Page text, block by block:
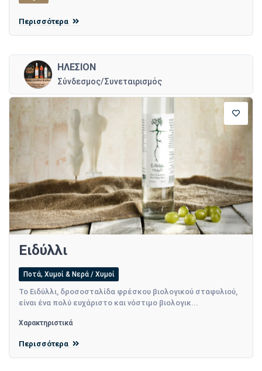
Περισσότερα
ΗΛΕΣΙΟΝ
Σύνδεσμος/Συνεταιρισμός
Ειδύλλι
Ποτά, Χυμοί & Νερά / Χυμοί
Το Ειδύλλι, δροσοσταλίδα φρέσκου βιολογικού σταφυλιού,
είναι ένα πολύ ευχάριστο και νόστιμο βιολογικ...
Χαρακτηριστικά
Περισσότερα